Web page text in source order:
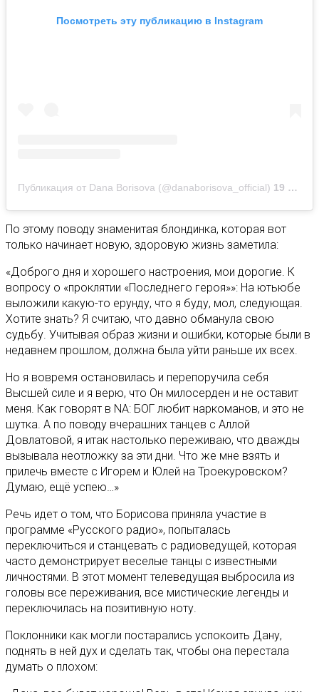
Посмотреть эту публикацию в Instagram
Публикация от Dana Borisova (@danaborisova_official) 19 Мар 2019 в 4:59 PDT
По этому поводу знаменитая блондинка, которая вот
только начинает новую, здоровую жизнь заметила:
«Доброго дня и хорошего настроения, мои дорогие. К
вопросу о «проклятии «Последнего героя»»: На ютьюбе
выложили какую-то ерунду, что я буду, мол, следующая.
Хотите знать? Я считаю, что давно обманула свою
судьбу. Учитывая образ жизни и ошибки, которые были в
недавнем прошлом, должна была уйти раньше их всех.
Но я вовремя остановилась и перепоручила себя
Высшей силе и я верю, что Он милосерден и не оставит
меня. Как говорят в NA: БОГ любит наркоманов, и это не
шутка. А по поводу вчерашних танцев с Аллой
Довлатовой, я итак настолько переживаю, что дважды
вызывала неотложку за эти дни. Что же мне взять и
прилечь вместе с Игорем и Юлей на Троекуровском?
Думаю, ещё успею…»
Речь идет о том, что Борисова приняла участие в
программе «Русского радио», попыталась
переключиться и станцевать с радиоведущей, которая
часто демонстрирует веселые танцы с известными
личностями. В этот момент телеведущая выбросила из
головы все переживания, все мистические легенды и
переключилась на позитивную ноту.
Поклонники как могли постарались успокоить Дану,
поднять в ней дух и сделать так, чтобы она перестала
думать о плохом: